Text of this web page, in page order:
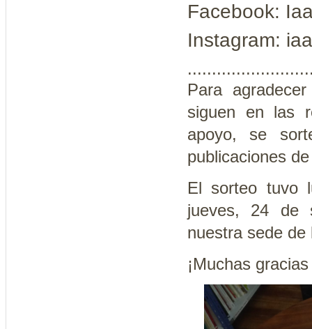
Facebook:
Instagram:
Para
siguen en las
apoyo, se
publicaciones
El sorteo tuvo
jueves, 24 de
nuestra sede
¡Muchas